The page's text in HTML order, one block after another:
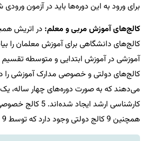
برای ورود به این دوره‌ها باید در آزمون
کالج‌های آموزش مربی و معلم: در اتریش
کالج‌های دانشگاهی برای آموزش معلمان را
آموزشی در آموزش ابتدایی و متوسطه
کالج‌های دولتی و خصوصی مدارک آموزشی را
می‌دهند که به صورت دوره‌های چهار ساله،
کارشناسی ارشد ایجاد
همچنین 9 کالج دولتی وجود دارد که توسط 9 ایالت اداره می‌شوند.